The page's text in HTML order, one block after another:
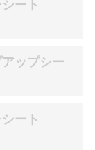
ート
ップシー
ート